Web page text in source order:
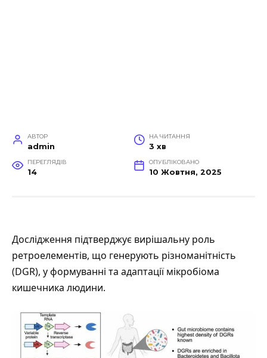
АВТОР
admin
НА ЧИТАННЯ
3 хв
ПЕРЕГЛЯДІВ
14
ОПУБЛІКОВАНО
10 Жовтня, 2025
Дослідження підтверджує вирішальну роль
ретроелементів, що генерують різноманітність
(DGR), у формуванні та адаптації мікробіома
кишечника людини.